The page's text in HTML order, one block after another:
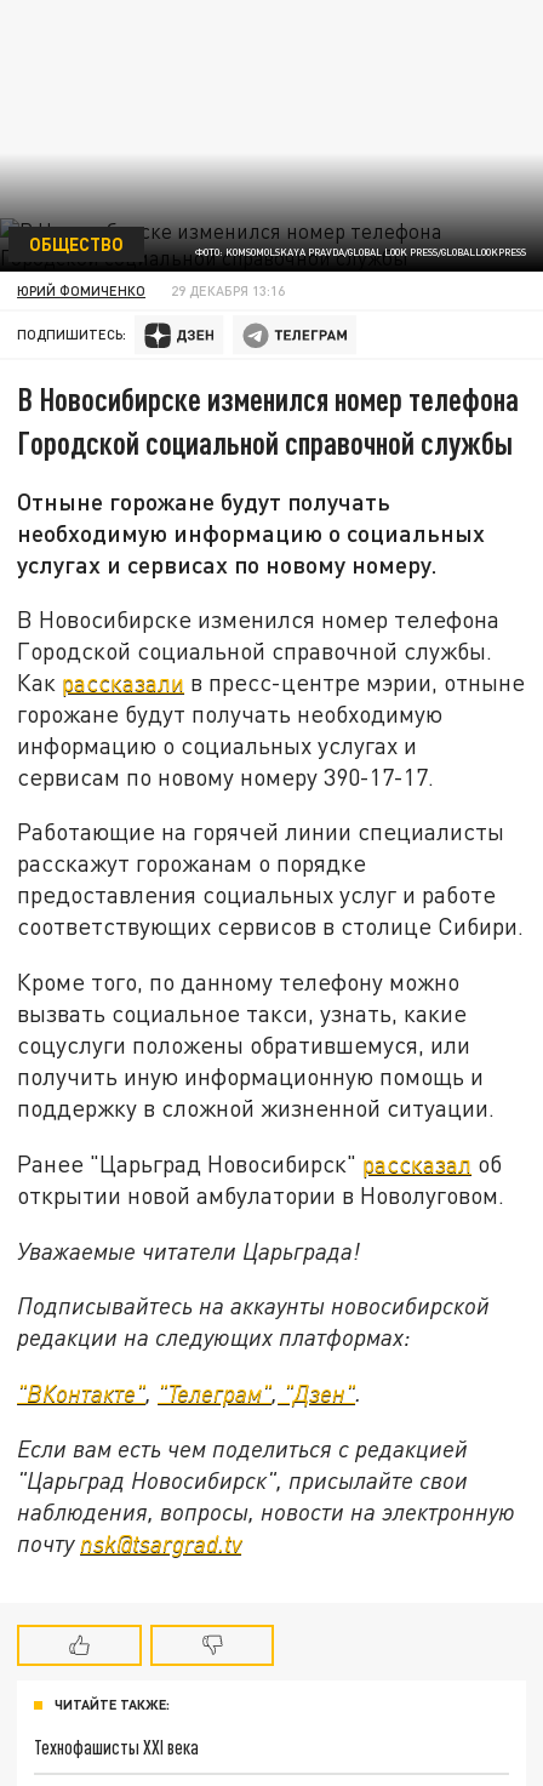
ФОТО: KOMSOMOLSKAYA PRAVDA/GLOBAL LOOK PRESS/GLOBALLOOKPRESS
ОБЩЕСТВО
ЮРИЙ ФОМИЧЕНКО 29 ДЕКАБРЯ 13:16
ПОДПИШИТЕСЬ:
В Новосибирске изменился номер телефона
Городской социальной справочной службы
Отныне горожане будут получать
необходимую информацию о социальных
услугах и сервисах по новому номеру.
В Новосибирске изменился номер телефона
Городской социальной справочной службы.
Как рассказали в пресс-центре мэрии, отныне
горожане будут получать необходимую
информацию о социальных услугах и
сервисам по новому номеру 390-17-17.
Работающие на горячей линии специалисты
расскажут горожанам о порядке
предоставления социальных услуг и работе
соответствующих сервисов в столице Сибири.
Кроме того, по данному телефону можно
вызвать социальное такси, узнать, какие
соцуслуги положены обратившемуся, или
получить иную информационную помощь и
поддержку в сложной жизненной ситуации.
Ранее "Царьград Новосибирск" рассказал об
открытии новой амбулатории в Новолуговом.
Уважаемые читатели Царьграда!
Подписывайтесь на аккаунты новосибирской
редакции на следующих платформах:
"ВКонтакте", "Телеграм", "Дзен".
Если вам есть чем поделиться с редакцией
"Царьград Новосибирск", присылайте свои
наблюдения, вопросы, новости на электронную
почту nsk@tsargrad.tv
ЧИТАЙТЕ ТАКЖЕ:
Технофашисты XXI века